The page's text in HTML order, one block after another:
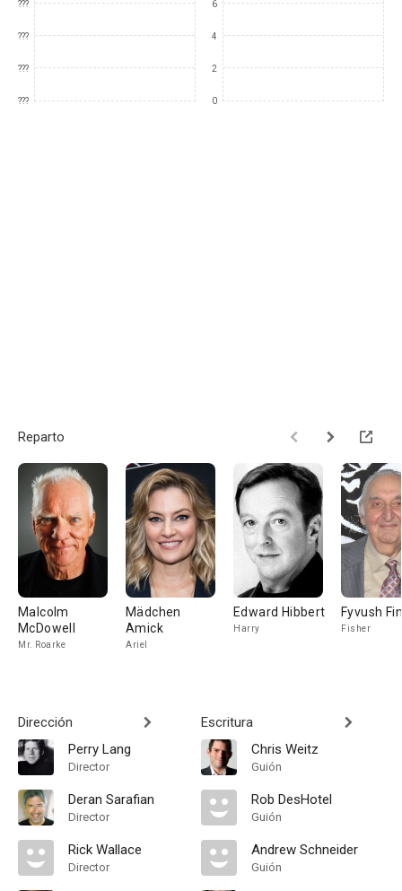
???
???
???
???
6
4
2
0
Reparto
Malcolm
McDowell
Mr. Roarke
Mädchen
Amick
Ariel
Edward Hibbert
Harry
Fyvush
Fisher
Dirección
Perry Lang
Director
Deran Sarafian
Director
Rick Wallace
Director
Escritura
Chris Weitz
Guión
Rob DesHotel
Guión
Andrew Schneider
Guión